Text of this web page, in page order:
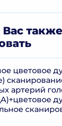
цветовое
артерий